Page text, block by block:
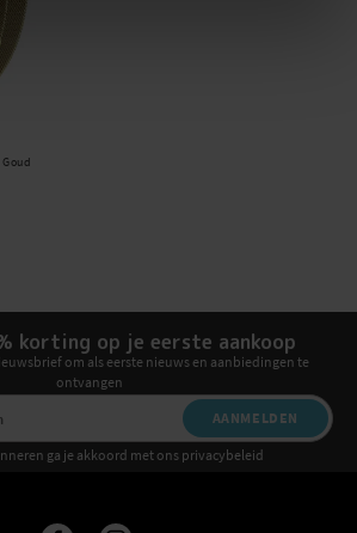
korting op je eerste aankoop
om als eerste nieuws en aanbiedingen te
ontvangen
AANMELDEN
ga je akkoord met ons privacybeleid